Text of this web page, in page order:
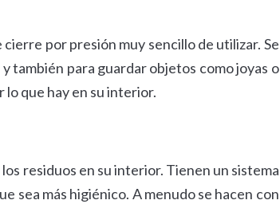
cierre por presión muy sencillo de utilizar. Se
también para guardar objetos como joyas o
que hay en su interior.
residuos en su interior. Tienen un sistema
sea más higiénico. A menudo se hacen con